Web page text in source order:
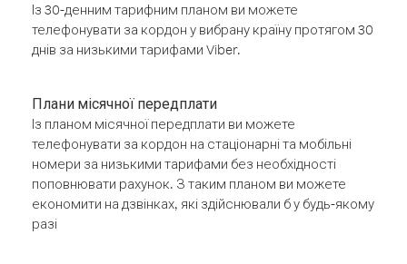
Із 30-денним тарифним планом ви можете
телефонувати за кордон у вибрану країну протягом 30
днів за низькими тарифами Viber.
Плани місячної передплати
Із планом місячної передплати ви можете
телефонувати за кордон на стаціонарні та мобільні
номери за низькими тарифами без необхідності
поповнювати рахунок. З таким планом ви можете
економити на дзвінках, які здійснювали б у будь-якому
разі